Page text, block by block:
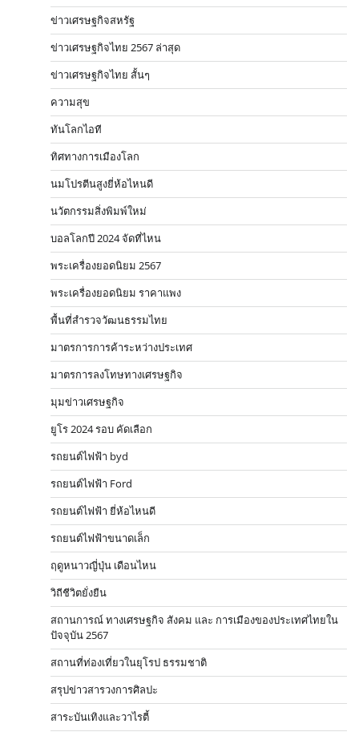
ข่าวเศรษฐกิจสหรัฐ
ข่าวเศรษฐกิจไทย 2567 ล่าสุด
ข่าวเศรษฐกิจไทย สั้นๆ
ความสุข
ทันโลกไอที
ทิศทางการเมืองโลก
นมโปรตีนสูงยี่ห้อไหนดี
นวัตกรรมสิ่งพิมพ์ใหม่
บอลโลกปี 2024 จัดที่ไหน
พระเครื่องยอดนิยม 2567
พระเครื่องยอดนิยม ราคาแพง
พื้นที่สำรวจวัฒนธรรมไทย
มาตรการการค้าระหว่างประเทศ
มาตรการลงโทษทางเศรษฐกิจ
มุมข่าวเศรษฐกิจ
ยูโร 2024 รอบ คัดเลือก
รถยนต์ไฟฟ้า byd
รถยนต์ไฟฟ้า Ford
รถยนต์ไฟฟ้า ยี่ห้อไหนดี
รถยนต์ไฟฟ้าขนาดเล็ก
ฤดูหนาวญี่ปุ่น เดือนไหน
วิถีชีวิตยั่งยืน
สถานการณ์ ทางเศรษฐกิจ สังคม และ การเมืองของประเทศไทยใน
ปัจจุบัน 2567
สถานที่ท่องเที่ยวในยุโรป ธรรมชาติ
สรุปข่าวสารวงการศิลปะ
สาระบันเทิงและวาไรตี้